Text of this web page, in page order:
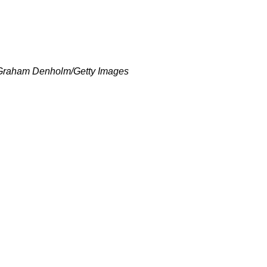
Denholm/Getty Images